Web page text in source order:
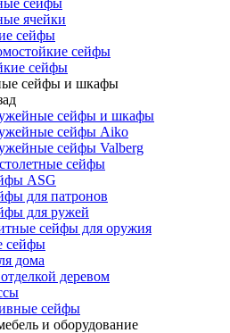
сейфы
ячейки
сейфы
сейфы
сейфы
сейфы и шкафы
сейфы и шкафы
сейфы Aiko
сейфы Valberg
сейфы
ASG
для патронов
для ружей
сейфы для оружия
сейфы
дома
деревом
сейфы
и оборудование